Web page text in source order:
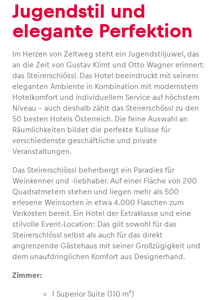
Seiten
Alle anzeigen
Fahrzeug
Business
Alle anzeigen
Jugendstil und
elegante Perfektion
Im Herzen von Zeltweg steht ein Jugendstiljuwel, das
an die Zeit von Gustav Klimt und Otto Wagner erinnert:
das Steirerschlössl. Das Hotel beeindruckt mit seinem
eleganten Ambiente in Kombination mit modernstem
Hotelkomfort und individuellem Service auf höchstem
Niveau – auch deshalb zählt das Steirerschössl zu den
50 besten Hotels Österreich. Die feine Auswahl an
Räumlichkeiten bildet die perfekte Kulisse für
verschiedenste geschäftliche und private
Veranstaltungen.
Das Steirerschlössl beherbergt ein Paradies für
Weinkenner und -liebhaber. Auf einer Fläche von 200
Quadratmetern stehen und liegen mehr als 500
erlesene Weinsorten in etwa 4.000 Flaschen zum
Verkosten bereit. Ein Hotel der Extraklasse und eine
stilvolle Event-Location: Das gilt sowohl für das
Steirerschlössl selbst als auch für das direkt
angrenzende Gästehaus mit seiner Großzügigkeit und
dem unaufdringlichen Komfort aus Designerhand.
Zimmer:
1 Superior Suite (110 m²)